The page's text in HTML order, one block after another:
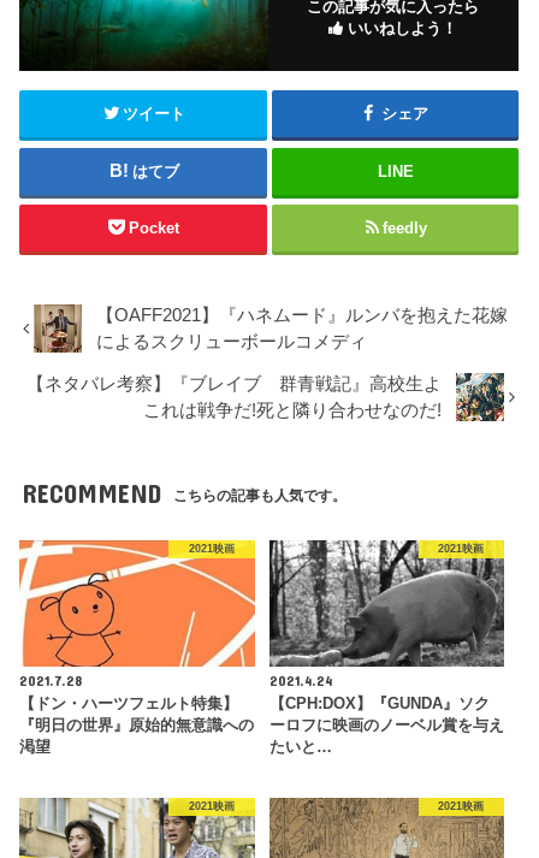
この記事が気に入ったら
いいねしよう！
ツイート シェア
はてブ LINE
Pocket feedly
【OAFF2021】『ハネムード』ルンバを抱えた花嫁
によるスクリューボールコメディ
【ネタバレ考察】『ブレイブ 群青戦記』高校生よ
これは戦争だ!死と隣り合わせなのだ!
RECOMMEND こちらの記事も人気です。
2021映画
2021.7.28
【ドン・ハーツフェルト特集】
『明日の世界』原始的無意識への
渇望
2021映画
2021.4.24
【CPH:DOX】『GUNDA』ソク
ーロフに映画のノーベル賞を与え
たいと…
2021映画 2021映画